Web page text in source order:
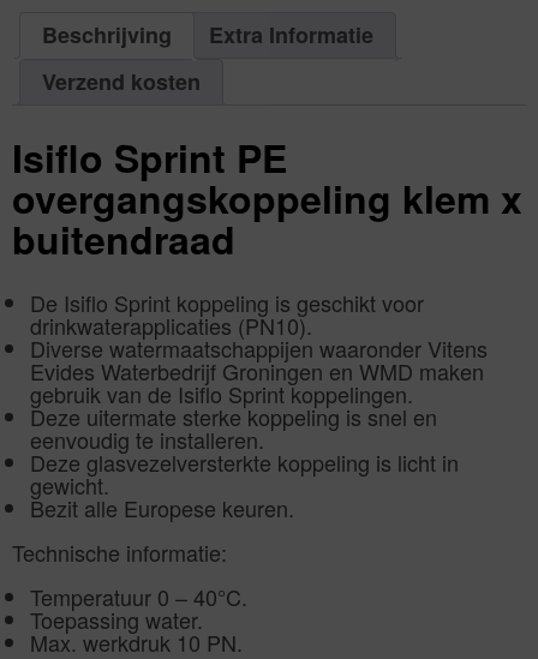
AantalBeschrijving
Extra Informatie
Verzend kosten
Isiflo Sprint PE
overgangskoppeling klem x
buitendraad
De Isiflo Sprint koppeling is geschikt voor
drinkwaterapplicaties (PN10).
Diverse watermaatschappijen waaronder Vitens
Evides Waterbedrijf Groningen en WMD maken
gebruik van de Isiflo Sprint koppelingen.
Deze uitermate sterke koppeling is snel en
eenvoudig te installeren.
Deze glasvezelversterkte koppeling is licht in
gewicht.
Bezit alle Europese keuren.
Technische informatie:
Temperatuur 0 – 40°C.
Toepassing water.
Max. werkdruk 10 PN.